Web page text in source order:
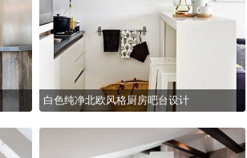
白色纯净北欧风格厨房吧台设计